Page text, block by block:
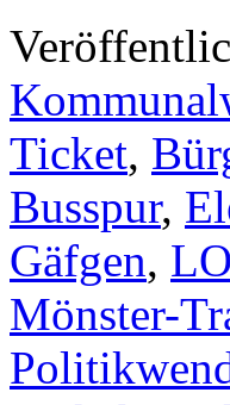
Ticket,
Busspur,
Gäfgen,
Mönster-